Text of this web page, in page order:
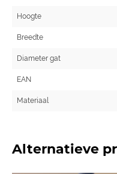
Hoogte
Breedte
Diameter gat
EAN
Materiaal
Alternatieve